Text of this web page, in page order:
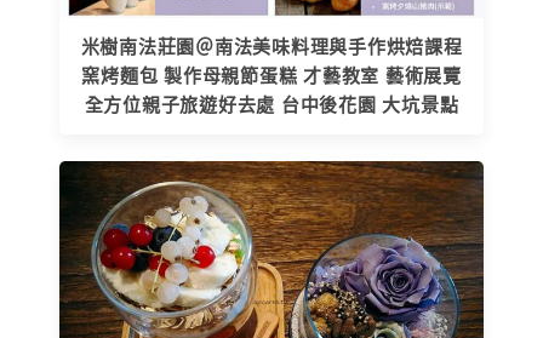
米樹南法莊園＠南法美味料理與手作烘焙課程
窯烤麵包 製作母親節蛋糕 才藝教室 藝術展覽
全方位親子旅遊好去處 台中後花園 大坑景點